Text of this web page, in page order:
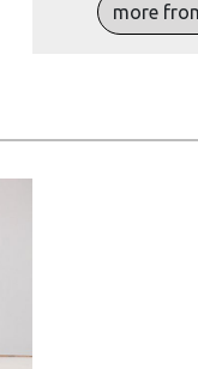
more